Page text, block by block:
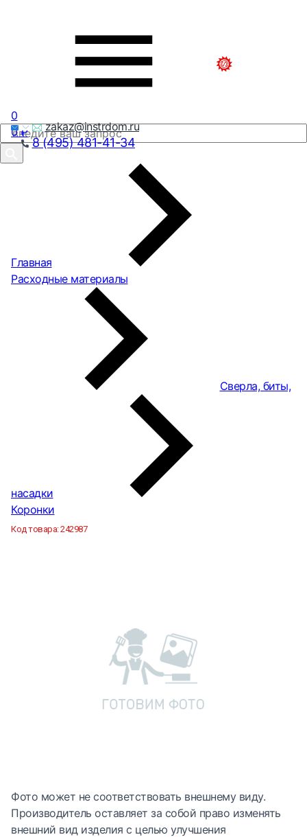
zakaz@instrdom.ru
8 (495) 481-41-34
0
0₽
Главная
Расходные материалы
Сверла, биты,
насадки
Коронки
Код товара:242987
Фото может не соответствовать внешнему виду.
Производитель оставляет за собой право изменять
внешний вид изделия с целью улучшения